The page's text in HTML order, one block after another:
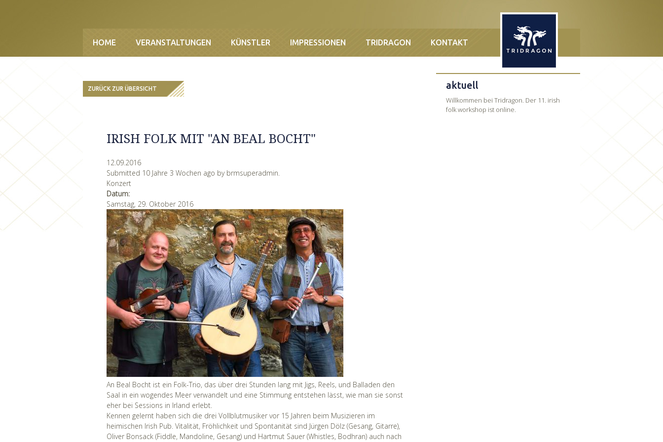
HOME VERANSTALTUNGEN KÜNSTLER IMPRESSIONEN TRIDRAGON KONTAKT
ZURÜCK ZUR ÜBERSICHT
IRISH FOLK MIT "AN BEAL BOCHT"
12.09.2016
Submitted 10 Jahre 3 Wochen ago by brmsuperadmin.
Konzert
Datum:
Samstag, 29. Oktober 2016
An Beal Bocht ist ein Folk-Trio, das über drei Stunden lang mit Jigs, Reels, und Balladen den
Saal in ein wogendes Meer verwandelt und eine Stimmung entstehen lässt, wie man sie sonst
eher bei Sessions in Irland erlebt.
Kennen gelernt haben sich die drei Vollblutmusiker vor 15 Jahren beim Musizieren im
heimischen Irish Pub. Vitalität, Fröhlichkeit und Spontanität sind Jürgen Dölz (Gesang, Gitarre),
Oliver Bonsack (Fiddle, Mandoline, Gesang) und Hartmut Sauer (Whistles, Bodhran) auch nach
aktuell
Willkommen bei Tridragon. Der 11. irish
folk workshop ist online.